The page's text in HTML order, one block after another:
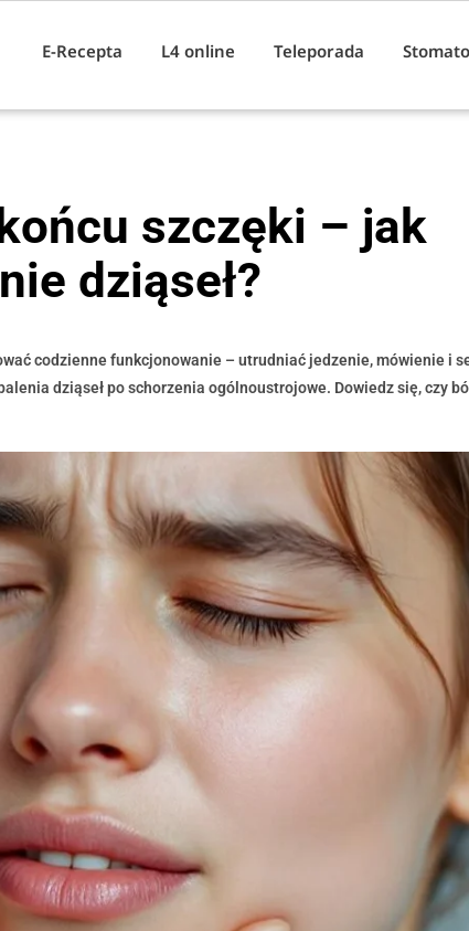
E-Recepta L4 online Teleporada
szczęki – jak
dziąseł?
codzienne funkcjonowanie – utrudniać jedzenie, mówienie i
dziąseł po schorzenia ogólnoustrojowe. Dowiedz się, czy